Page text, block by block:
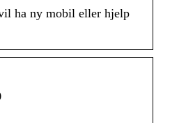
ha ny mobil eller hjelp